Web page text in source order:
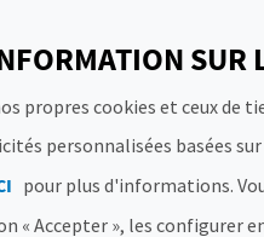
SUR
propres cookies et ceux de
personnalisées basées
pour plus d'informations.
« Accepter », les configurer